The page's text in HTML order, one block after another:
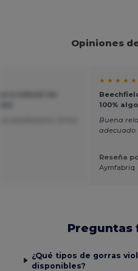
Opiniones
★ ★ ★ ★ ★
100%
Buena
adecuado
Reseña
Aymfabriq
Preguntas
¿Qué tipos de gorras
disponibles?